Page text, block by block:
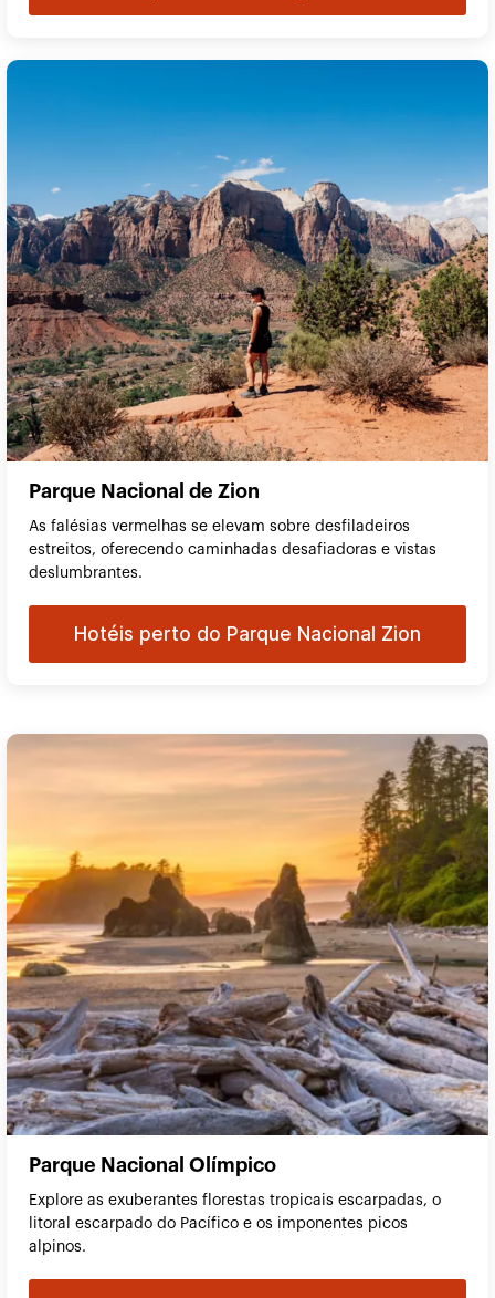
Parque Nacional de Zion
As falésias vermelhas se elevam sobre desfiladeiros
estreitos, oferecendo caminhadas desafiadoras e vistas
deslumbrantes.
Hotéis perto do Parque Nacional Zion
Parque Nacional Olímpico
Explore as exuberantes florestas tropicais escarpadas, o
litoral escarpado do Pacífico e os imponentes picos
alpinos.